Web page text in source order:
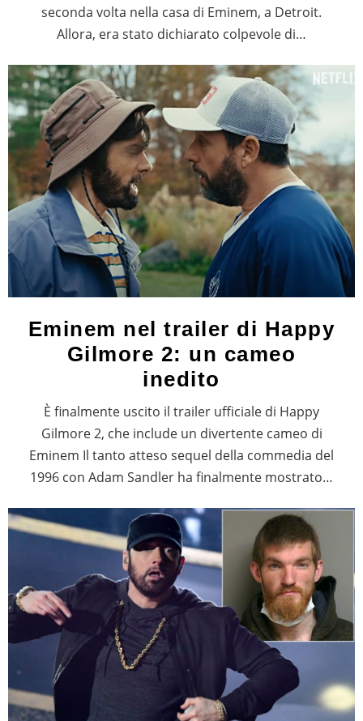
seconda volta nella casa di Eminem, a Detroit.
Allora, era stato dichiarato colpevole di…
Eminem nel trailer di Happy
Gilmore 2: un cameo
inedito
È finalmente uscito il trailer ufficiale di Happy
Gilmore 2, che include un divertente cameo di
Eminem Il tanto atteso sequel della commedia del
1996 con Adam Sandler ha finalmente mostrato…